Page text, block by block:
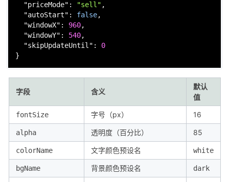
"priceMode" : "sell" ,
"autoStart" : false,
"windowX" : 960,
"windowY" : 540,
"skipUpdateUntil" :
0
}
字段 含义
默认
值
fontSize 字号（px） 16
alpha 透明度（百分比） 85
colorName 文字颜色预设名 white
bgName 背景颜色预设名 dark